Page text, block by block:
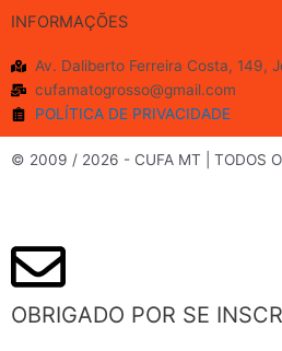
e
b
o
o
k
t
a
g
r
a
m
u
b
e
t
e
r
INFORMAÇÕES
Av. Daliberto Ferreira Costa, 149,
cufamatogrosso@gmail.com
POLÍTICA DE PRIVACIDADE
© 2009 / 2026 - CUFA MT | TODOS
OBRIGADO POR SE